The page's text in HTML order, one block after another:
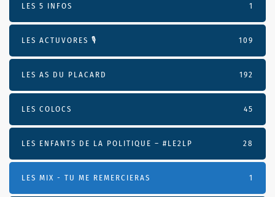
LES 5 INFOS 1
LES ACTUVORES 🎙 109
LES AS DU PLACARD 192
LES COLOCS 45
LES ENFANTS DE LA POLITIQUE – #LE2LP 28
LES MIX - TU ME REMERCIERAS 1